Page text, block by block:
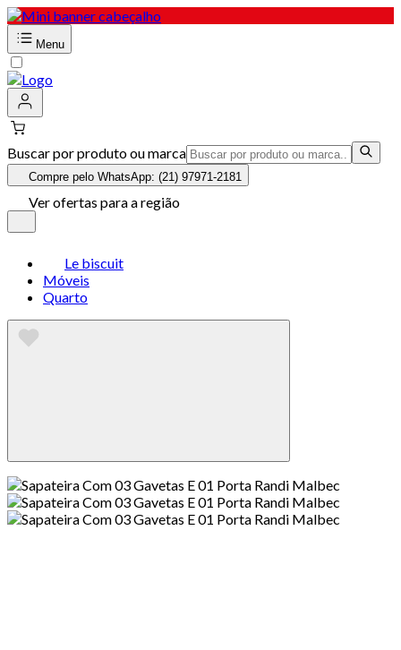
Menu
Buscar por produto ou marca
Compre pelo WhatsApp: (21) 97971-2181
Ver ofertas para a região
Le biscuit
Móveis
Quarto